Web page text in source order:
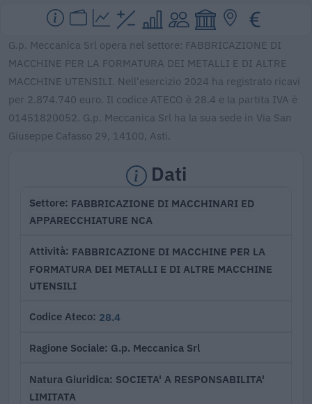
G.p. Meccanica Srl opera nel settore: FABBRICAZIONE DI
MACCHINE PER LA FORMATURA DEI METALLI E DI ALTRE
MACCHINE UTENSILI. Nell'esercizio 2024 ha registrato ricavi
per 2.874.740 euro. Il codice ATECO è 28.4 e la partita IVA è
01451820052. G.p. Meccanica Srl ha la sua sede in Via San
Giuseppe Cafasso 29, 14100, Asti.
Dati
Settore FABBRICAZIONE DI MACCHINARI ED
APPARECCHIATURE NCA
Attività FABBRICAZIONE DI MACCHINE PER LA
FORMATURA DEI METALLI E DI ALTRE MACCHINE
UTENSILI
Codice Ateco 28.4
Ragione Sociale G.p. Meccanica Srl
Natura Giuridica SOCIETA' A RESPONSABILITA'
LIMITATA